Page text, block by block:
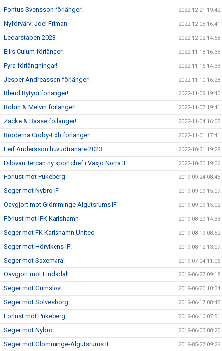
Pontus Svensson förlänger! 2022-12-21 19:42
Nyförvärv: Joel Friman 2022-12-05 16:41
Ledarstaben 2023 2022-12-02 14:53
Ellis Culum förlänger! 2022-11-18 16:35
Fyra förlängningar! 2022-11-16 14:33
Jesper Andreasson förlänger! 2022-11-10 16:28
Blend Bytyqi förlänger! 2022-11-09 19:40
Robin & Melvin förlänger! 2022-11-07 19:41
Zacke & Basse förlänger! 2022-11-04 16:05
Bröderna Croby-Edh förlänger! 2022-11-01 17:41
Leif Andersson huvudtränare 2023 2022-10-31 19:28
Dilovan Tercan ny sportchef i Växjö Norra IF 2022-10-30 19:06
Förlust mot Pukeberg 2019-09-24 08:45
Seger mot Nybro IF 2019-09-09 15:07
Oavgjort mot Glömminge Algutsrums IF 2019-09-09 15:02
Förlust mot IFK Karlshamn 2019-08-29 14:33
Seger mot FK Karlshamn United 2019-08-19 08:52
Seger mot Hörvikens IF! 2019-08-12 13:07
Seger mot Saxemara! 2019-07-04 11:06
Oavgjort mot Lindsdal! 2019-06-27 09:18
Seger mot Grimslöv! 2019-06-20 10:34
Seger mot Sölvesborg 2019-06-17 08:45
Förlust mot Pukeberg 2019-06-10 07:51
Seger mot Nybro 2019-06-03 08:20
Seger mot Glömminge-Algutsrums IF 2019-05-27 09:26